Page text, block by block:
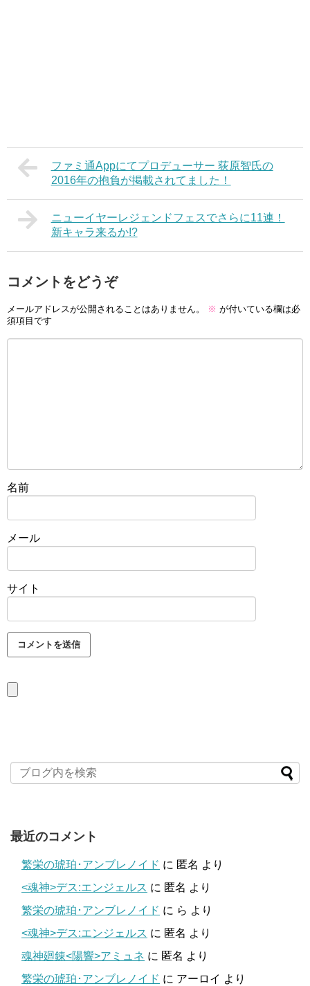
ファミ通Appにてプロデューサー 荻原智氏の
2016年の抱負が掲載されてました！
ニューイヤーレジェンドフェスでさらに11連！
新キャラ来るか!?
コメントをどうぞ
メールアドレスが公開されることはありません。 ※ が付いている欄は必
須項目です
名前
メール
サイト
最近のコメント
繁栄の琥珀･アンブレノイド に 匿名 より
<魂神>デス:エンジェルス に 匿名 より
繁栄の琥珀･アンブレノイド に ら より
<魂神>デス:エンジェルス に 匿名 より
魂神廻錬<陽響>アミュネ に 匿名 より
繁栄の琥珀･アンブレノイド に アーロイ より